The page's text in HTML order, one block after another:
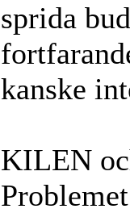
sprida
kanske
KILEN